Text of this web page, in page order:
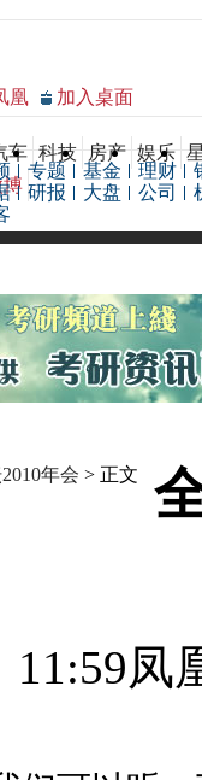
凰
加入桌面
车 科技 房产 娱乐
博
专题 基金 理财
研报 大盘 公司
年会 > 正文
11:59凤